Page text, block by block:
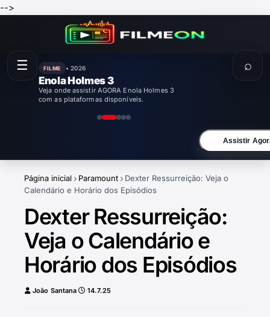
-->
FILME • 2026
Enola Holmes 3
Veja onde assistir AGORA Enola Holmes 3
com as plataformas disponíveis.
Assistir
Página inicial Paramount
Dexter Ressurreição: Veja o
Calendário e Horário dos Episódios
Dexter Ressurreição:
Veja o Calendário e
Horário dos Episódios
João Santana 14.7.25
☰ ⌕